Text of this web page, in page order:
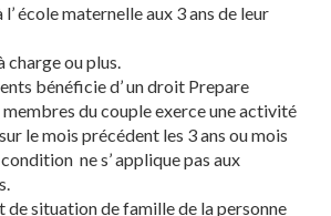
l’ école maternelle aux 3 ans de leur
charge ou plus.
bénéficie d’ un droit Prepare
membres du couple exerce une activité
le mois précédent les 3 ans ou mois
ne s’ applique pas aux
de situation de famille de la personne